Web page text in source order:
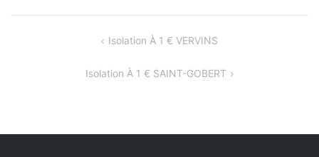
Isolation À 1 € VERVINS
Isolation À 1 € SAINT-GOBERT